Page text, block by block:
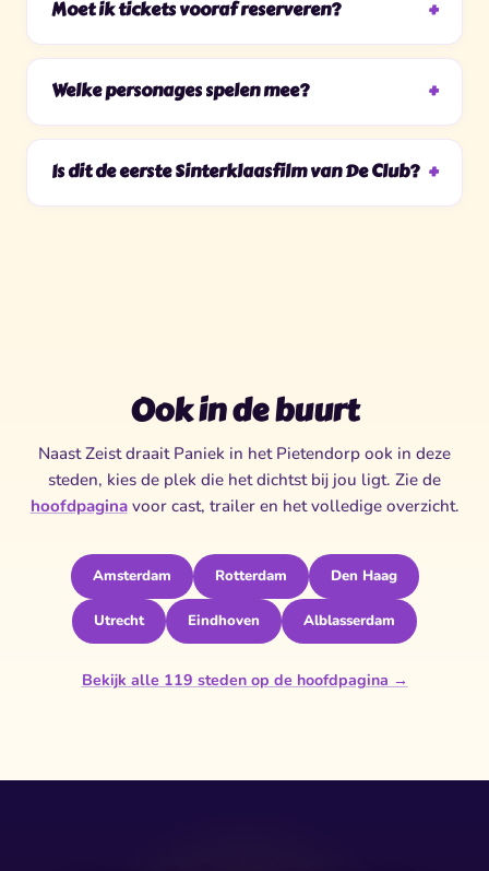
Moet ik tickets vooraf reserveren?
Welke personages spelen mee?
Is dit de eerste Sinterklaasfilm van De Club?
Ook in de buurt
Naast Zeist draait Paniek in het Pietendorp ook in deze
steden, kies de plek die het dichtst bij jou ligt. Zie de
hoofdpaginavoor cast, trailer en het volledige overzicht.
Amsterdam Rotterdam Den Haag
Utrecht Eindhoven Alblasserdam
Bekijk alle 119 steden op de hoofdpagina →